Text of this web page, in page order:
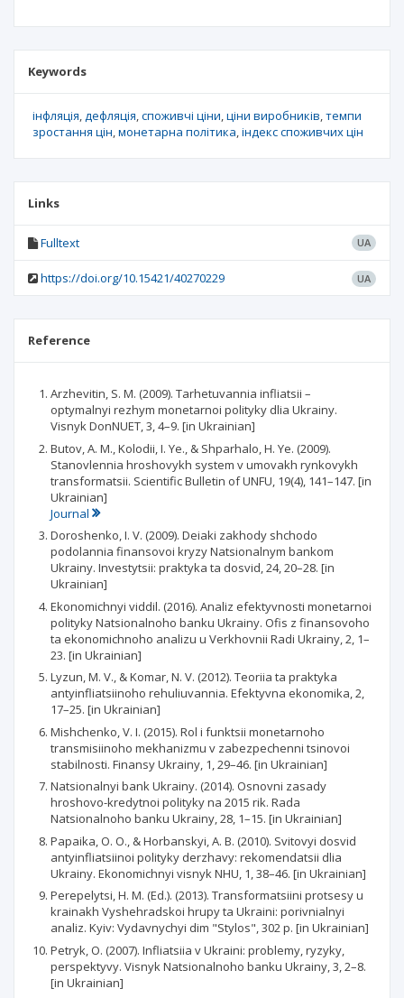
Keywords
інфляція дефляція споживчі ціни ціни виробників темпи
зростання цін монетарна політика індекс споживчих цін
Links
Fulltext UA
https://doi.org/10.15421/40270229 UA
Reference
Arzhevitin, S. M. (2009). Tarhetuvannia infliatsii –
optymalnyi rezhym monetarnoi polityky dlia Ukrainy.
Visnyk DonNUET, 3, 4–9. [in Ukrainian]
Butov, A. M., Kolodii, I. Ye., & Shparhalo, H. Ye. (2009).
Stanovlennia hroshovykh system v umovakh rynkovykh
transformatsii. Scientific Bulletin of UNFU, 19(4), 141–147. [in
Ukrainian]
Journal
Doroshenko, I. V. (2009). Deiaki zakhody shchodo
podolannia finansovoi kryzy Natsionalnym bankom
Ukrainy. Investytsii: praktyka ta dosvid, 24, 20–28. [in
Ukrainian]
Ekonomichnyi viddil. (2016). Analiz efektyvnosti monetarnoi
polityky Natsionalnoho banku Ukrainy. Ofis z finansovoho
ta ekonomichnoho analizu u Verkhovnii Radi Ukrainy, 2, 1–
23. [in Ukrainian]
Lyzun, M. V., & Komar, N. V. (2012). Teoriia ta praktyka
antyinfliatsiinoho rehuliuvannia. Efektyvna ekonomika, 2,
17–25. [in Ukrainian]
Mishchenko, V. I. (2015). Rol i funktsii monetarnoho
transmisiinoho mekhanizmu v zabezpechenni tsinovoi
stabilnosti. Finansy Ukrainy, 1, 29–46. [in Ukrainian]
Natsionalnyi bank Ukrainy. (2014). Osnovni zasady
hroshovo-kredytnoi polityky na 2015 rik. Rada
Natsionalnoho banku Ukrainy, 28, 1–15. [in Ukrainian]
Papaika, O. O., & Horbanskyi, A. B. (2010). Svitovyi dosvid
antyinfliatsiinoi polityky derzhavy: rekomendatsii dlia
Ukrainy. Ekonomichnyi visnyk NHU, 1, 38–46. [in Ukrainian]
Perepelytsi, H. M. (Ed.). (2013). Transformatsiini protsesy u
krainakh Vyshehradskoi hrupy ta Ukraini: porivnialnyi
analiz. Kyiv: Vydavnychyi dim "Stylos", 302 p. [in Ukrainian]
Petryk, O. (2007). Infliatsiia v Ukraini: problemy, ryzyky,
perspektyvy. Visnyk Natsionalnoho banku Ukrainy, 3, 2–8.
[in Ukrainian]